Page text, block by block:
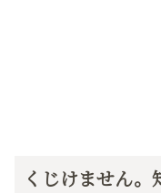
くじけません